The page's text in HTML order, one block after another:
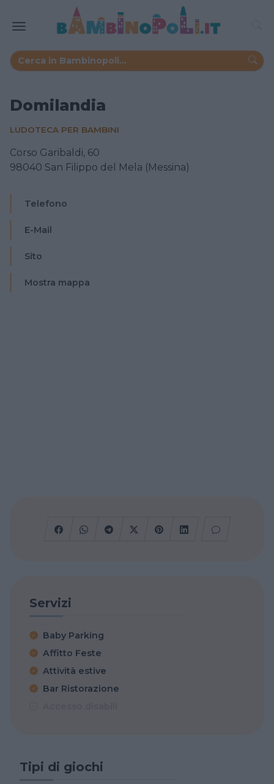
Domilandia
LUDOTECA PER BAMBINI
Corso Garibaldi, 60
98040 San Filippo del Mela (Messina)
Telefono
E-Mail
Sito
Mostra mappa
Servizi
Baby Parking
Affitto Feste
Attività estive
Bar Ristorazione
Tipi di giochi